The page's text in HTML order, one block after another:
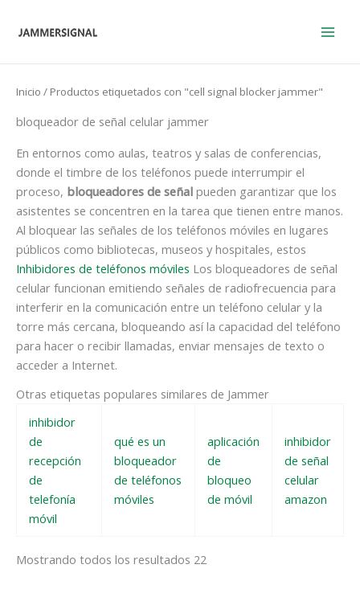
Inicio / Productos etiquetados con "cell signal blocker jammer"
bloqueador de señal celular jammer
En entornos como aulas, teatros y salas de conferencias,
donde el timbre de los teléfonos puede interrumpir el
proceso, bloqueadores de señal pueden garantizar que los
asistentes se concentren en la tarea que tienen entre manos.
Al bloquear las señales de los teléfonos móviles en lugares
públicos como bibliotecas, museos y hospitales, estos
Inhibidores de teléfonos móviles Los bloqueadores de señal
celular funcionan emitiendo señales de radiofrecuencia para
interferir en la comunicación entre un teléfono celular y la
torre más cercana, bloqueando así la capacidad del teléfono
para hacer o recibir llamadas, enviar mensajes de texto o
acceder a Internet.
Otras etiquetas populares similares de Jammer
inhibidor
de
recepción
de
telefonía
móvil
qué es un
bloqueador
de teléfonos
móviles
aplicación
de
bloqueo
de móvil
inhibidor
de señal
celular
amazon
Mostrando todos los resultados 22